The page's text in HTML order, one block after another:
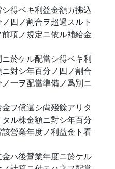
得ベキ利益金額ガ拂込
四ノ割合ヲ超過スルト
項ノ規定ニ依ル補給金
於ケル配當シ得ベキ利
對シ年百分ノ四ノ割合
一ヲ配當準備ノ爲別ニ
ヲ償還シ尙殘餘アリタ
ル株金額ニ對シ年百分
營業年度ノ利益金ト看
ハ後營業年度ニ於ケル